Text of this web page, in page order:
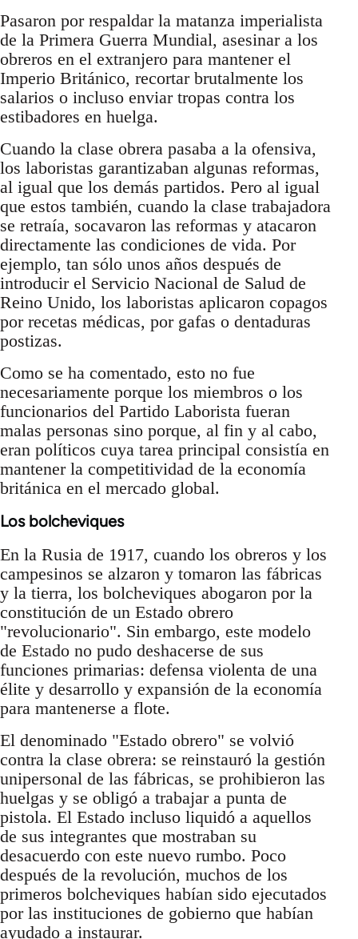
Pasaron por respaldar la matanza imperialista
de la Primera Guerra Mundial, asesinar a los
obreros en el extranjero para mantener el
Imperio Británico, recortar brutalmente los
salarios o incluso enviar tropas contra los
estibadores en huelga.
Cuando la clase obrera pasaba a la ofensiva,
los laboristas garantizaban algunas reformas,
al igual que los demás partidos. Pero al igual
que estos también, cuando la clase trabajadora
se retraía, socavaron las reformas y atacaron
directamente las condiciones de vida. Por
ejemplo, tan sólo unos años después de
introducir el Servicio Nacional de Salud de
Reino Unido, los laboristas aplicaron copagos
por recetas médicas, por gafas o dentaduras
postizas.
Como se ha comentado, esto no fue
necesariamente porque los miembros o los
funcionarios del Partido Laborista fueran
malas personas sino porque, al fin y al cabo,
eran políticos cuya tarea principal consistía en
mantener la competitividad de la economía
británica en el mercado global.
Los bolcheviques
En la Rusia de 1917, cuando los obreros y los
campesinos se alzaron y tomaron las fábricas
y la tierra, los bolcheviques abogaron por la
constitución de un Estado obrero
"revolucionario". Sin embargo, este modelo
de Estado no pudo deshacerse de sus
funciones primarias: defensa violenta de una
élite y desarrollo y expansión de la economía
para mantenerse a flote.
El denominado "Estado obrero" se volvió
contra la clase obrera: se reinstauró la gestión
unipersonal de las fábricas, se prohibieron las
huelgas y se obligó a trabajar a punta de
pistola. El Estado incluso liquidó a aquellos
de sus integrantes que mostraban su
desacuerdo con este nuevo rumbo. Poco
después de la revolución, muchos de los
primeros bolcheviques habían sido ejecutados
por las instituciones de gobierno que habían
ayudado a instaurar.